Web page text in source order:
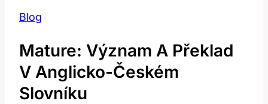
Blog
Mature: Význam A Překlad
V Anglicko-Českém
Slovníku